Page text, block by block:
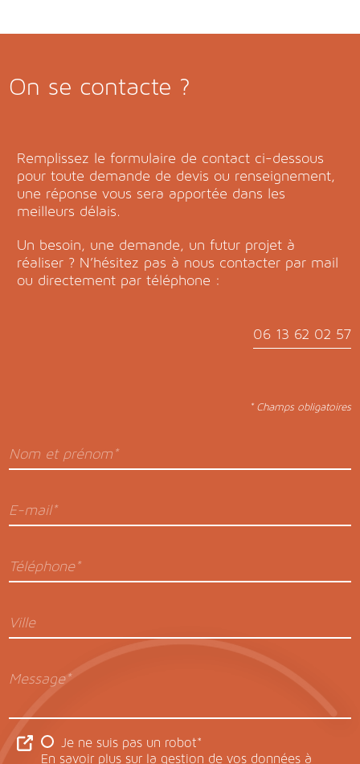
On se contacte ?
Remplissez le formulaire de contact ci-dessous
pour toute demande de devis ou renseignement,
une réponse vous sera apportée dans les
meilleurs délais.
Un besoin, une demande, un futur projet à
réaliser ? N’hésitez pas à nous contacter par mail
ou directement par téléphone :
06 13 62 02 57
* Champs obligatoires
Nom et prénom*
E-mail*
Téléphone*
Ville
Message*
Je ne suis pas un robot*
En savoir plus sur la gestion de vos données à